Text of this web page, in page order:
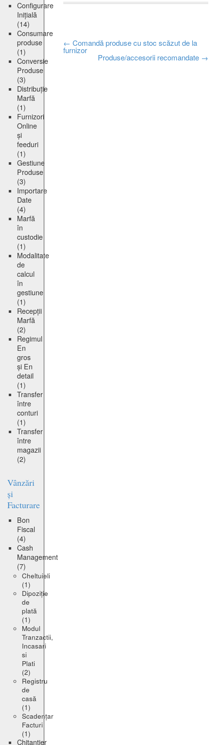
Configurare
Inițială
(14)
Consumare
produse
(1)
Conversie
Produse
(3)
Distribuție
Marfă
(1)
Furnizori
Online
și
feeduri
(1)
Gestiune
Produse
(3)
Importare
Date
(4)
Marfă
în
custodie
(1)
Modalitate
de
calcul
în
gestiune
(1)
Recepții
Marfă
(2)
Regimul
En
gros
și En
detail
(1)
Transfer
între
conturi
(1)
Transfer
între
magazii
(2)
Vânzări
și
Facturare
Bon
Fiscal
(4)
Cash
Management
(7)
Cheltuieli
(1)
Dipoziție
de
plată
(1)
Modul
Tranzactii,
Incasari
si
Plati
(2)
Registru
de
casă
(1)
Scadențar
Facturi
(1)
Chitanțier
Post
navigation
← Comandă produse cu stoc scăzut de la
furnizor
Produse/accesorii recomandate →